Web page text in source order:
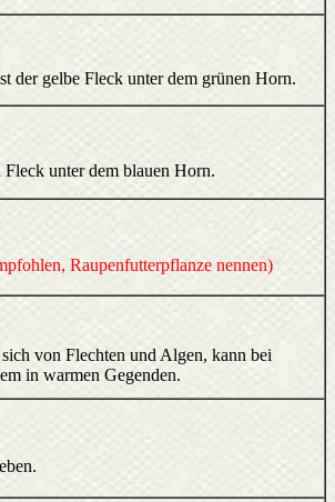
der gelbe Fleck unter dem grünen Horn.
Fleck unter dem blauen Horn.
Raupenfutterpflanze nennen)
von Flechten und Algen, kann bei
in warmen Gegenden.